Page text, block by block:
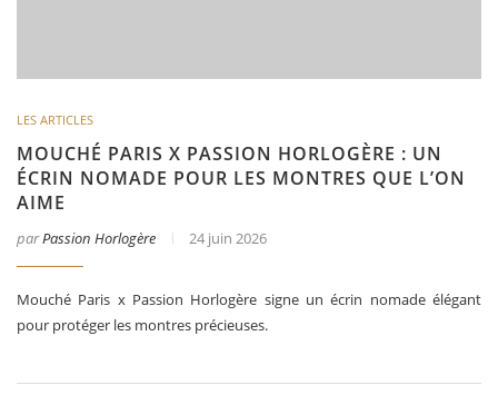
LES ARTICLES
MOUCHÉ PARIS X PASSION HORLOGÈRE : UN
ÉCRIN NOMADE POUR LES MONTRES QUE L’ON
AIME
parPassion Horlogère 24 juin 2026
Mouché Paris x Passion Horlogère signe un écrin nomade élégant
pour protéger les montres précieuses.